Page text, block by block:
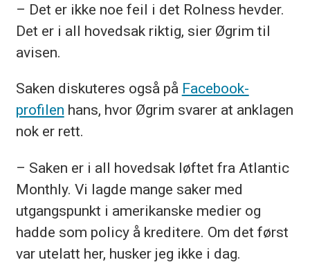
– Det er ikke noe feil i det Rolness hevder.
Det er i all hovedsak riktig, sier Øgrim til
avisen.
Saken diskuteres også på Facebook-
profilen hans, hvor Øgrim svarer at anklagen
nok er rett.
– Saken er i all hovedsak løftet fra Atlantic
Monthly. Vi lagde mange saker med
utgangspunkt i amerikanske medier og
hadde som policy å kreditere. Om det først
var utelatt her, husker jeg ikke i dag.